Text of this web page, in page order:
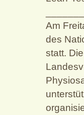
Am
des
statt.